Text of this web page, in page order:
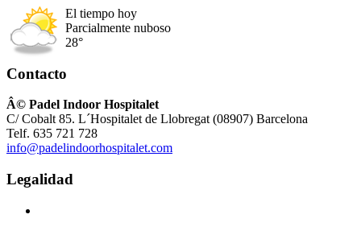
El tiempo hoy
Parcialmente nuboso
28°
Contacto
Â© Padel Indoor Hospitalet
C/ Cobalt 85. L´Hospitalet de Llobregat (08907) Barcelona
Telf. 635 721 728
info@padelindoorhospitalet.com
Legalidad